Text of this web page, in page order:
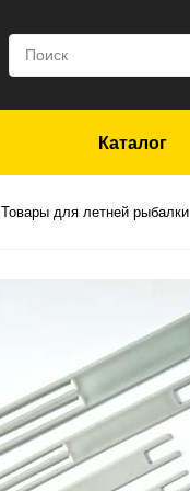
Каталог
Товары для летней рыбалки